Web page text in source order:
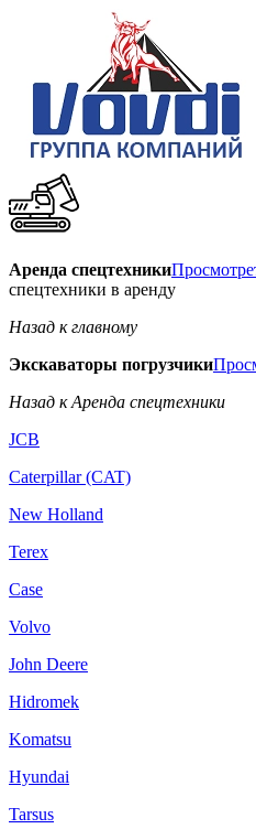
Аренда спецтехники
спецтехники в аренду
Назад к главному
Экскаваторы погрузчики
Назад к Аренда спецтехники
JCB
Caterpillar (CAT)
New Holland
Terex
Case
Volvo
John Deere
Hidromek
Komatsu
Hyundai
Tarsus